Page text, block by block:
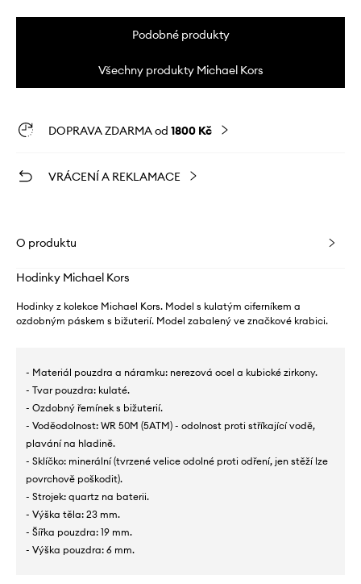
Podobné produkty
Všechny produkty Michael Kors
DOPRAVA ZDARMA od 1800 Kč
VRÁCENÍ A REKLAMACE
O produktu
Hodinky Michael Kors
Hodinky z kolekce Michael Kors. Model s kulatým ciferníkem a
ozdobným páskem s bižuterií. Model zabalený ve značkové krabici.
- Materiál pouzdra a náramku: nerezová ocel a kubické zirkony.
- Tvar pouzdra: kulaté.
- Ozdobný řemínek s bižuterií.
- Voděodolnost: WR 50M (5ATM) - odolnost proti stříkající vodě,
plavání na hladině.
- Sklíčko: minerální (tvrzené velice odolné proti odření, jen stěží lze
povrchově poškodit).
- Strojek: quartz na baterii.
- Výška těla: 23 mm.
- Šířka pouzdra: 19 mm.
- Výška pouzdra: 6 mm.